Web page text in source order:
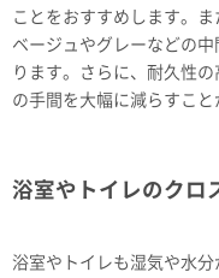
ことをおすすめします。
ベージュやグレーなどの
ります。さらに、耐久性
の手間を大幅に減らすこと
浴室やトイレのクロ
浴室やトイレも湿気や水